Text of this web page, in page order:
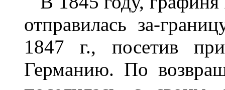
отправилась за-
1847 г., посетив
Германию. По